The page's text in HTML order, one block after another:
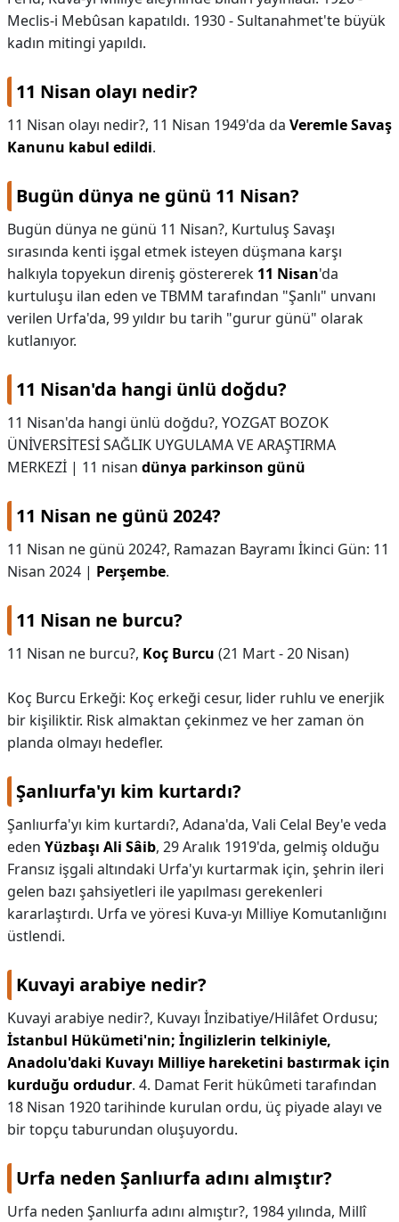
Meclis-i Mebûsan kapatıldı. 1930 - Sultanahmet'te büyük
kadın mitingi yapıldı.
11 Nisan olayı nedir?
11 Nisan olayı nedir?, 11 Nisan 1949'da da Veremle Savaş
Kanunu kabul edildi.
Bugün dünya ne günü 11 Nisan?
Bugün dünya ne günü 11 Nisan?, Kurtuluş Savaşı
sırasında kenti işgal etmek isteyen düşmana karşı
halkıyla topyekun direniş göstererek 11 Nisan'da
kurtuluşu ilan eden ve TBMM tarafından "Şanlı" unvanı
verilen Urfa'da, 99 yıldır bu tarih "gurur günü" olarak
kutlanıyor.
11 Nisan'da hangi ünlü doğdu?
11 Nisan'da hangi ünlü doğdu?, YOZGAT BOZOK
ÜNİVERSİTESİ SAĞLIK UYGULAMA VE ARAŞTIRMA
MERKEZİ | 11 nisan dünya parkinson günü
11 Nisan ne günü 2024?
11 Nisan ne günü 2024?, Ramazan Bayramı İkinci Gün: 11
Nisan 2024 | Perşembe.
11 Nisan ne burcu?
11 Nisan ne burcu?, Koç Burcu (21 Mart - 20 Nisan)
Koç Burcu Erkeği: Koç erkeği cesur, lider ruhlu ve enerjik
bir kişiliktir. Risk almaktan çekinmez ve her zaman ön
planda olmayı hedefler.
Şanlıurfa'yı kim kurtardı?
Şanlıurfa'yı kim kurtardı?, Adana'da, Vali Celal Bey'e veda
eden Yüzbaşı Ali Sâib, 29 Aralık 1919'da, gelmiş olduğu
Fransız işgali altındaki Urfa'yı kurtarmak için, şehrin ileri
gelen bazı şahsiyetleri ile yapılması gerekenleri
kararlaştırdı. Urfa ve yöresi Kuva-yı Milliye Komutanlığını
üstlendi.
Kuvayi arabiye nedir?
Kuvayi arabiye nedir?, Kuvayı İnzibatiye/Hilâfet Ordusu;
İstanbul Hükümeti'nin; İngilizlerin telkiniyle,
Anadolu'daki Kuvayı Milliye hareketini bastırmak için
kurduğu ordudur. 4. Damat Ferit hükûmeti tarafından
18 Nisan 1920 tarihinde kurulan ordu, üç piyade alayı ve
bir topçu taburundan oluşuyordu.
Urfa neden Şanlıurfa adını almıştır?
Urfa neden Şanlıurfa adını almıştır?, 1984 yılında, Millî